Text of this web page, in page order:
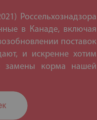
Россельхознадзора
в Канаде, включая
поставок
и искренне хотим
замены корма нашей